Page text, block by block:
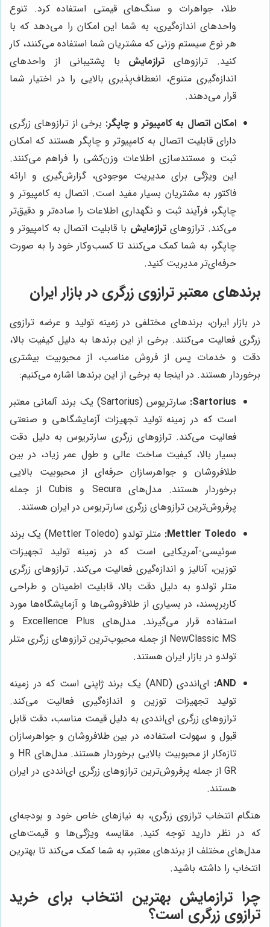
طلا، جواهرات و سنگ‌های قیمتی استفاده کرد. تنوع
واحدهای اندازه‌گیری، به شما این امکان را می‌دهد که با
هر نوع سیستم وزنی که مشتریان شما استفاده می‌کنند، کار
کنید. ترازوهای ترازمایش با پشتیبانی از واحدهای
اندازه‌گیری متنوع، انعطاف‌پذیری بالایی را در اختیار شما
قرار می‌دهند.
امکان اتصال به کامپیوتر و چاپگر: برخی از ترازوهای زرگری
دارای قابلیت اتصال به کامپیوتر و چاپگر هستند که امکان
ثبت و مستندسازی اطلاعات وزن‌کشی را فراهم می‌کنند.
این ویژگی برای مدیریت موجودی، گزارش‌گیری و ارائه
فاکتور به مشتریان بسیار مفید است. اتصال به کامپیوتر و
چاپگر، فرآیند ثبت و نگهداری اطلاعات را ساده‌تر و دقیق‌تر
می‌کند. ترازوهای ترازمایش با قابلیت اتصال به کامپیوتر و
چاپگر، به شما کمک می‌کنند تا کسب‌وکار خود را به صورت
حرفه‌ای‌تر مدیریت کنید.
برندهای معتبر ترازوی زرگری در بازار ایران
در بازار ایران، برندهای مختلفی در زمینه تولید و عرضه ترازوی
زرگری فعالیت می‌کنند. برخی از این برندها به دلیل کیفیت بالا،
دقت و خدمات پس از فروش مناسب، از محبوبیت بیشتری
برخوردار هستند. در اینجا به برخی از این برندها اشاره می‌کنیم:
Sartorius:
سارتریوس (Sartorius) یک برند آلمانی معتبر
است که در زمینه تولید تجهیزات آزمایشگاهی و صنعتی
فعالیت می‌کند. ترازوهای زرگری سارتریوس به دلیل دقت
بسیار بالا، کیفیت ساخت عالی و طول عمر زیاد، در بین
طلافروشان و جواهرسازان حرفه‌ای از محبوبیت بالایی
برخوردار هستند. مدل‌های Secura و Cubis از جمله
پرفروش‌ترین ترازوهای زرگری سارتریوس در ایران هستند.
Mettler Toledo:
متلر تولدو (Mettler Toledo) یک برند
سوئیسی-آمریکایی است که در زمینه تولید تجهیزات
توزین، آنالیز و اندازه‌گیری فعالیت می‌کند. ترازوهای زرگری
متلر تولدو به دلیل دقت بالا، قابلیت اطمینان و طراحی
کاربرپسند، در بسیاری از طلافروشی‌ها و آزمایشگاه‌ها مورد
استفاده قرار می‌گیرند. مدل‌های Excellence Plus و
NewClassic MS از جمله محبوب‌ترین ترازوهای زرگری متلر
تولدو در بازار ایران هستند.
AND:
ای‌انددی (AND) یک برند ژاپنی است که در زمینه
تولید تجهیزات توزین و اندازه‌گیری فعالیت می‌کند.
ترازوهای زرگری ای‌انددی به دلیل قیمت مناسب، دقت قابل
قبول و سهولت استفاده، در بین طلافروشان و جواهرسازان
تازه‌کار از محبوبیت بالایی برخوردار هستند. مدل‌های HR و
GR از جمله پرفروش‌ترین ترازوهای زرگری ای‌انددی در ایران
هستند.
هنگام انتخاب ترازوی زرگری، به نیازهای خاص خود و بودجه‌ای
که در نظر دارید توجه کنید. مقایسه ویژگی‌ها و قیمت‌های
مدل‌های مختلف از برندهای معتبر، به شما کمک می‌کند تا بهترین
انتخاب را داشته باشید.
چرا ترازمایش بهترین انتخاب برای خرید
ترازوی زرگری است؟